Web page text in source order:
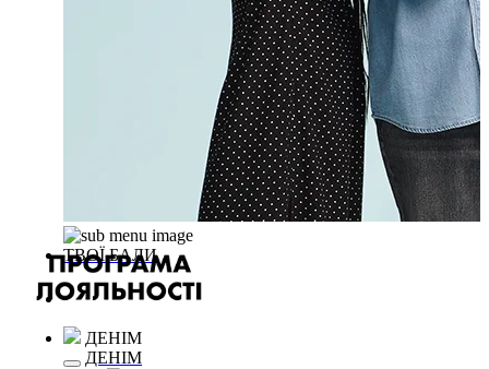
ТВОЇ БАЛИ
ДЕНІМ
ДЕНІМ